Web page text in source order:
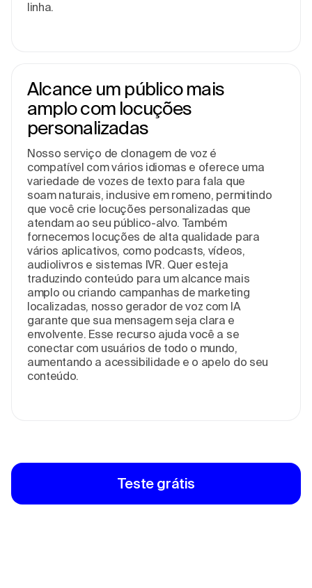
linha.
Alcance um público mais
amplo com locuções
personalizadas
Nosso serviço de clonagem de voz é
compatível com vários idiomas e oferece uma
variedade de vozes de texto para fala que
soam naturais, inclusive em romeno, permitindo
que você crie locuções personalizadas que
atendam ao seu público-alvo. Também
fornecemos locuções de alta qualidade para
vários aplicativos, como podcasts, vídeos,
audiolivros e sistemas IVR. Quer esteja
traduzindo conteúdo para um alcance mais
amplo ou criando campanhas de marketing
localizadas, nosso gerador de voz com IA
garante que sua mensagem seja clara e
envolvente. Esse recurso ajuda você a se
conectar com usuários de todo o mundo,
aumentando a acessibilidade e o apelo do seu
conteúdo.
Teste grátis